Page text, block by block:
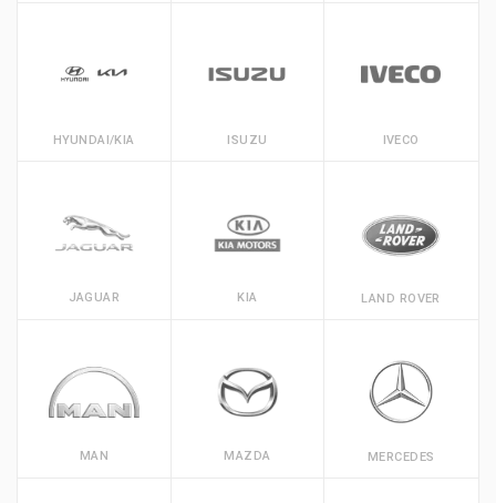
HYUNDAI/KIA ISUZU IVECO
JAGUAR KIA LAND ROVER
MAN MAZDA MERCEDES